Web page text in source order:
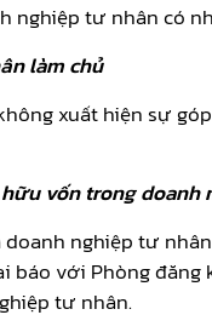
nghiệp tư nhân có
làm chủ
xuất hiện sự
vốn trong doanh
nghiệp tư
báo với Phòng
tư nhân.